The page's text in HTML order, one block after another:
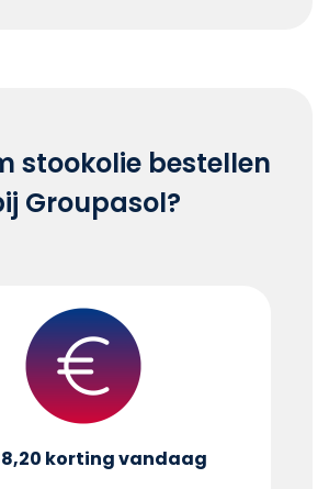
stookolie bestellen
Groupasol?
korting vandaag